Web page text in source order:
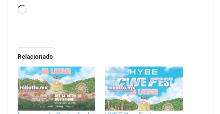
Loading…
Relacionado